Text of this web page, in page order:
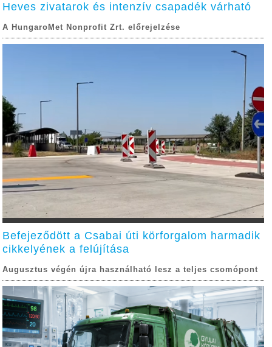
Heves zivatarok és intenzív csapadék várható
A HungaroMet Nonprofit Zrt. előrejelzése
Befejeződött a Csabai úti körforgalom harmadik
cikkelyének a felújítása
Augusztus végén újra használható lesz a teljes csomópont